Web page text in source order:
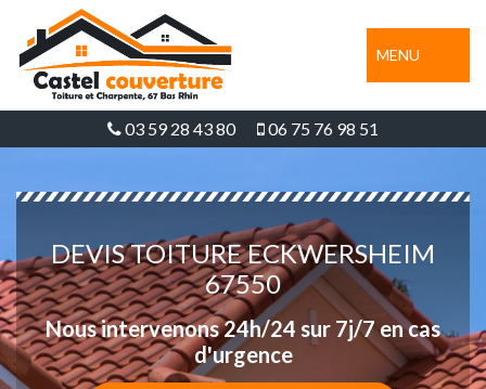
MENU
03 59 28 43 80 06 75 76 98 51
DEVIS TOITURE ECKWERSHEIM
67550
Nous intervenons 24h/24 sur 7j/7 en cas
d'urgence